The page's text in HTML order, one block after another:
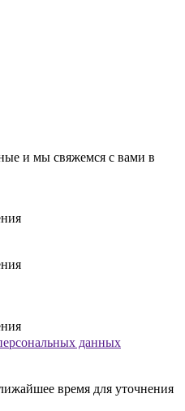
и мы свяжемся с вами в
данных
время для уточнения